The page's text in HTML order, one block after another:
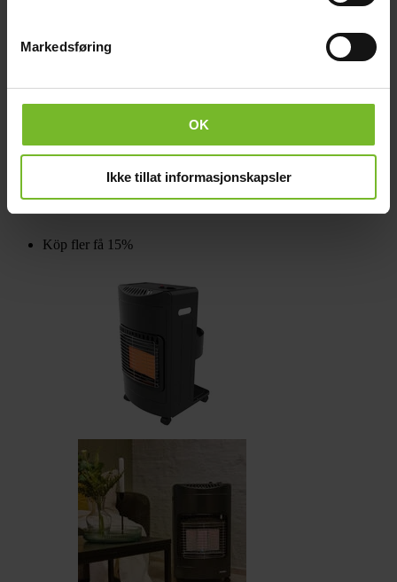
Markedsføring
OK
Ikke tillat informasjonskapsler
Fotogenkamin Inverter 6026 4kW
5 990,-
Köp fler få 15%